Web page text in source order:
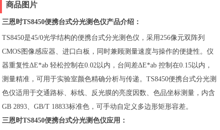
商品图片
三恩时TS8450便携台式分光测色仪产品介绍：
TS8450是45/0光学结构的便携台式分光测色仪，采用256像元双阵列
CMOS图像感应器、进口白板，同时兼顾测量速度与操作的便捷性。仪
器重复性ΔE*ab 轻松控制在0.02以内，台间差ΔE*ab 控制在0.15以内，
测量精准，可用于实验室颜色精确分析与传递。TS8450便携台式分光测
色仪适用于交通路标、标线、反光膜的亮度因数、色品坐标测量，内含
GB 2893、GB/T 18833标准色，可手动自定义多边形矩形容差。
三恩时TS8450便携台式分光测色仪应用：